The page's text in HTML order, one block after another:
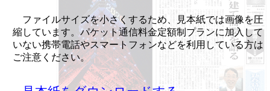
ファイルサイズを小さくするため、見本紙では画像を圧
縮しています。パケット通信料金定額制プランに加入して
いない携帯電話やスマートフォンなどを利用している方は
ご注意ください。